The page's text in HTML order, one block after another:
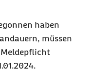
haben
müssen
Meldepflicht